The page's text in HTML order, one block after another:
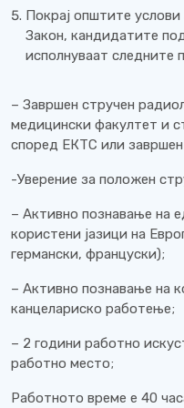
Покрај општите
Закон, кандидатите
исполнуваат следните
– Завршен стручен
медицински факултет и
според ЕКТС или завршен
-Уверение за положен
– Активно познавање на
користени јазици на
германски, француски);
– Активно познавање на
канцелариско работење;
– 2 години работно
работно место;
Работното време е 40